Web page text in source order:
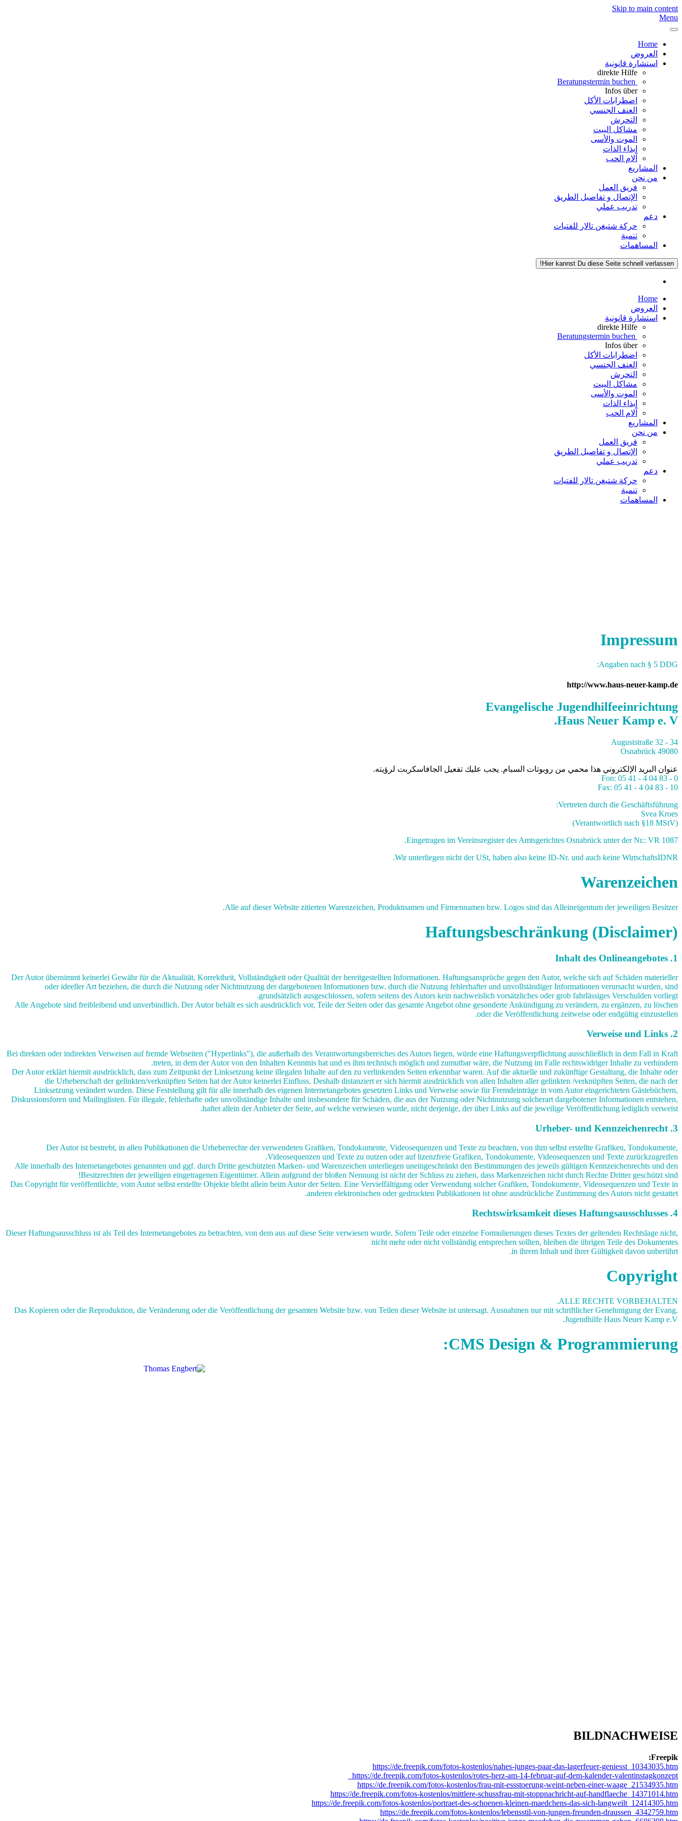
Skip to main content
Menu
Home
العروض
استشارة قانونية
direkte Hilfe
Infos über
اضطرابات الأكل
العنف الجنسي
التحرش
مشاكل البيت
الموت والأسى
إيذاء الذات
آلام الحب
المشاريع
من نحن
فريق العمل
الإتصال و تفاصيل الطريق
تدريب عملي
دعم
حركة شتيغن تالار للفتيات
تنمية
المساهمات
Hier kannst Du diese Seite schnell verlassen!
Home
العروض
استشارة قانونية
direkte Hilfe
Infos über
اضطرابات الأكل
العنف الجنسي
التحرش
مشاكل البيت
الموت والأسى
إيذاء الذات
آلام الحب
المشاريع
من نحن
فريق العمل
الإتصال و تفاصيل الطريق
تدريب عملي
دعم
حركة شتيغن تالار للفتيات
تنمية
المساهمات
Impressum
Angaben nach § 5 DDG:
http://www.haus-neuer-kamp.de
Evangelische Jugendhilfeeinrichtung
Haus Neuer Kamp e. V.
Auguststraße 32 - 34
49080 Osnabrück
عنوان البريد الإلكتروني هذا محمي من روبوتات السبام. يجب عليك تفعيل الجافاسكربت لرؤيته.
Fon: 05 41 - 4 04 83 - 0
Fax: 05 41 - 4 04 83 - 10
Vertreten durch die Geschäftsführung:
Svea Kroes
(Verantwortlich nach §18 MStV)
Eingetragen im Vereinsregister des Amtsgerichtes Osnabrück unter der Nr.: VR 1087.
Wir unterliegen nicht der USt, haben also keine ID-Nr. und auch keine WirtschaftsIDNR.
Warenzeichen
Alle auf dieser Website zitierten Warenzeichen, Produktnamen und Firmennamen bzw. Logos sind das Alleineigentum der jeweiligen Besitzer.
Haftungsbeschränkung (Disclaimer)
1. Inhalt des Onlineangebotes
Der Autor übernimmt keinerlei Gewähr für die Aktualität, Korrektheit, Vollständigkeit oder Qualität der bereitgestellten Informationen. Haftungsansprüche gegen den Autor, welche sich auf Schäden materieller
oder ideeller Art beziehen, die durch die Nutzung oder Nichtnutzung der dargebotenen Informationen bzw. durch die Nutzung fehlerhafter und unvollständiger Informationen verursacht wurden, sind
grundsätzlich ausgeschlossen, sofern seitens des Autors kein nachweislich vorsätzliches oder grob fahrlässiges Verschulden vorliegt.
Alle Angebote sind freibleibend und unverbindlich. Der Autor behält es sich ausdrücklich vor, Teile der Seiten oder das gesamte Angebot ohne gesonderte Ankündigung zu verändern, zu ergänzen, zu löschen
oder die Veröffentlichung zeitweise oder endgültig einzustellen.
2. Verweise und Links
Bei direkten oder indirekten Verweisen auf fremde Webseiten ("Hyperlinks"), die außerhalb des Verantwortungsbereiches des Autors liegen, würde eine Haftungsverpflichtung ausschließlich in dem Fall in Kraft
treten, in dem der Autor von den Inhalten Kenntnis hat und es ihm technisch möglich und zumutbar wäre, die Nutzung im Falle rechtswidriger Inhalte zu verhindern.
Der Autor erklärt hiermit ausdrücklich, dass zum Zeitpunkt der Linksetzung keine illegalen Inhalte auf den zu verlinkenden Seiten erkennbar waren. Auf die aktuelle und zukünftige Gestaltung, die Inhalte oder
die Urheberschaft der gelinkten/verknüpften Seiten hat der Autor keinerlei Einfluss. Deshalb distanziert er sich hiermit ausdrücklich von allen Inhalten aller gelinkten /verknüpften Seiten, die nach der
Linksetzung verändert wurden. Diese Feststellung gilt für alle innerhalb des eigenen Internetangebotes gesetzten Links und Verweise sowie für Fremdeinträge in vom Autor eingerichteten Gästebüchern,
Diskussionsforen und Mailinglisten. Für illegale, fehlerhafte oder unvollständige Inhalte und insbesondere für Schäden, die aus der Nutzung oder Nichtnutzung solcherart dargebotener Informationen entstehen,
haftet allein der Anbieter der Seite, auf welche verwiesen wurde, nicht derjenige, der über Links auf die jeweilige Veröffentlichung lediglich verweist.
3. Urheber- und Kennzeichenrecht
Der Autor ist bestrebt, in allen Publikationen die Urheberrechte der verwendeten Grafiken, Tondokumente, Videosequenzen und Texte zu beachten, von ihm selbst erstellte Grafiken, Tondokumente,
Videosequenzen und Texte zu nutzen oder auf lizenzfreie Grafiken, Tondokumente, Videosequenzen und Texte zurückzugreifen.
Alle innerhalb des Internetangebotes genannten und ggf. durch Dritte geschützten Marken- und Warenzeichen unterliegen uneingeschränkt den Bestimmungen des jeweils gültigen Kennzeichenrechts und den
Besitzrechten der jeweiligen eingetragenen Eigentümer. Allein aufgrund der bloßen Nennung ist nicht der Schluss zu ziehen, dass Markenzeichen nicht durch Rechte Dritter geschützt sind!
Das Copyright für veröffentlichte, vom Autor selbst erstellte Objekte bleibt allein beim Autor der Seiten. Eine Vervielfältigung oder Verwendung solcher Grafiken, Tondokumente, Videosequenzen und Texte in
anderen elektronischen oder gedruckten Publikationen ist ohne ausdrückliche Zustimmung des Autors nicht gestattet.
4. Rechtswirksamkeit dieses Haftungsausschlusses
Dieser Haftungsausschluss ist als Teil des Internetangebotes zu betrachten, von dem aus auf diese Seite verwiesen wurde. Sofern Teile oder einzelne Formulierungen dieses Textes der geltenden Rechtslage nicht,
nicht mehr oder nicht vollständig entsprechen sollten, bleiben die übrigen Teile des Dokumentes
in ihrem Inhalt und ihrer Gültigkeit davon unberührt.
Copyright
ALLE RECHTE VORBEHALTEN.
Das Kopieren oder die Reproduktion, die Veränderung oder die Veröffentlichung der gesamten Website bzw. von Teilen dieser Website ist untersagt. Ausnahmen nur mit schriftlicher Genehmigung der Evang.
Jugendhilfe Haus Neuer Kamp e.V.
CMS Design & Programmierung:
BILDNACHWEISE
Freepik:
https://de.freepik.com/fotos-kostenlos/nahes-junges-paar-das-lagerfeuer-geniesst_10343035.htm
https://de.freepik.com/fotos-kostenlos/rotes-herz-am-14-februar-auf-dem-kalender-valentinstagkonzept_
https://de.freepik.com/fotos-kostenlos/frau-mit-essstoerung-weint-neben-einer-waage_21534935.htm
https://de.freepik.com/fotos-kostenlos/mittlere-schussfrau-mit-stoppnachricht-auf-handflaeche_14371014.htm
https://de.freepik.com/fotos-kostenlos/portraet-des-schoenen-kleinen-maedchens-das-sich-langweilt_12414305.htm
https://de.freepik.com/fotos-kostenlos/lebensstil-von-jungen-freunden-draussen_4342759.htm